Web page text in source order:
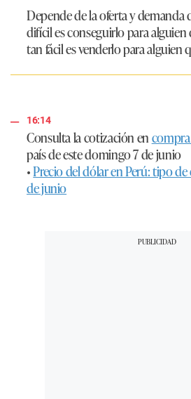
Depende de la oferta y demanda
difícil es conseguirlo para
tan fácil es venderlo para alguien
16:14
Consulta la cotización en
país de este domingo 7 de junio
•Precio del dólar en Perú: tipo
de junio